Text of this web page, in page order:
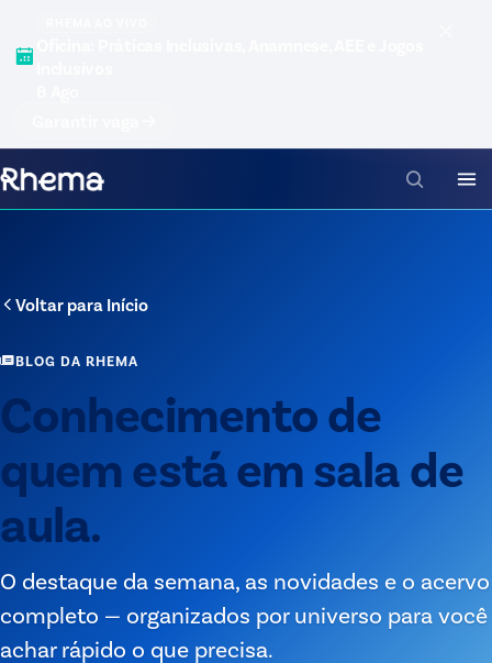
Voltar para Início
BLOG DA RHEMA
Conhecimento de
quem está em sala de
aula.
O destaque da semana, as novidades e o acervo
completo — organizados por universo para você
achar rápido o que precisa.